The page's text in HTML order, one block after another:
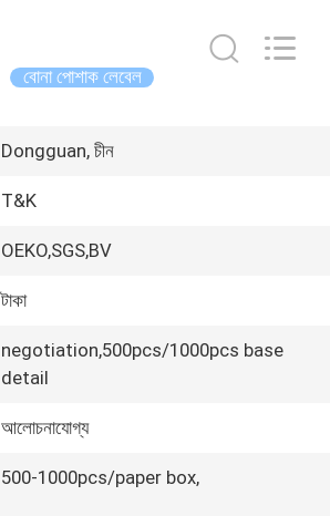
বোনা পোশাক লেবেল
Dongguan, চীন
T&K
OEKO,SGS,BV
টাকা
negotiation,500pcs/1000pcs base
detail
আলোচনাযোগ্য
500-1000pcs/paper box,